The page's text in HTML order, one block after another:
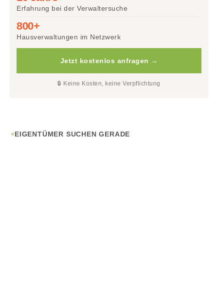
Erfahrung bei der Verwaltersuche
800+
Hausverwaltungen im Netzwerk
Jetzt kostenlos anfragen →
🔒 Keine Kosten, keine Verpflichtung
EIGENTÜMER SUCHEN GERADE